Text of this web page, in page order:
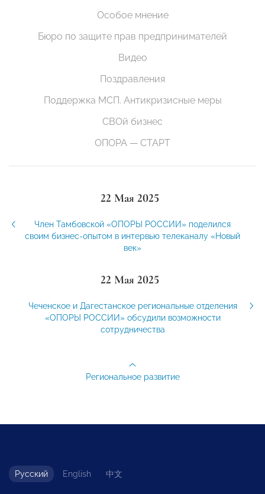
Особое мнение
Бюро по защите прав предпринимателей
Видео
Поздравления
Поддержка МСП. Антикризисные меры
СВОй бизнес
ОПОРА — СТАРТ
22 Мая 2025
Член Тамбовской «ОПОРЫ РОССИИ» поделился
своим бизнес-опытом в интервью телеканалу «Новый
век»
22 Мая 2025
Чеченское и Дагестанское региональные отделения
«ОПОРЫ РОССИИ» обсудили возможности
сотрудничества
Региональное развитие
Русский English 中文